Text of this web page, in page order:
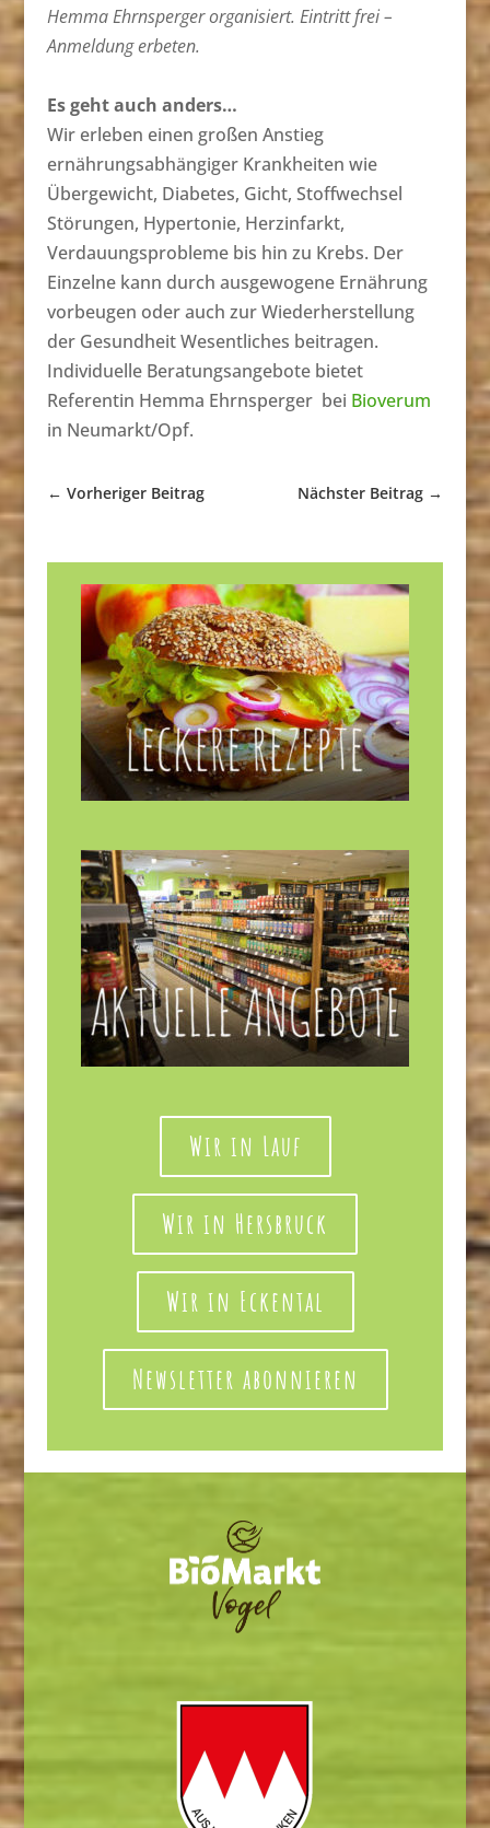
Hemma Ehrnsperger organisiert. Eintritt frei –
Anmeldung erbeten.
Es geht auch anders…
Wir erleben einen großen Anstieg
ernährungsabhängiger Krankheiten wie
Übergewicht, Diabetes, Gicht, Stoffwechsel
Störungen, Hypertonie, Herzinfarkt,
Verdauungsprobleme bis hin zu Krebs. Der
Einzelne kann durch ausgewogene Ernährung
vorbeugen oder auch zur Wiederherstellung
der Gesundheit Wesentliches beitragen.
Individuelle Beratungsangebote bietet
Referentin Hemma Ehrnsperger bei Bioverum
in Neumarkt/Opf.
← Vorheriger Beitrag Nächster Beitrag →
Wir in Lauf
Wir in Hersbruck
Wir in Eckental
Newsletter abonnieren